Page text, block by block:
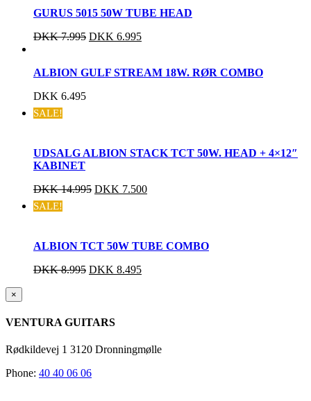
GURUS 5015 50W TUBE HEAD
DKK7.995 DKK 6.995
ALBION GULF STREAM 18W. RØR COMBO
DKK 6.495
SALE!
UDSALG ALBION STACK TCT 50W. HEAD + 4×12″
KABINET
DKK14.995 DKK 7.500
SALE!
ALBION TCT 50W TUBE COMBO
DKK8.995 DKK 8.495
Close
product
view
×
VENTURA GUITARS
Rødkildevej 1 3120 Dronningmølle
Phone: 40 40 06 06